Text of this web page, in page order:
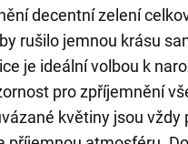
decentní zelení
rušilo jemnou krásu
je ideální volbou k
pro zpříjemnění
květiny jsou vždy